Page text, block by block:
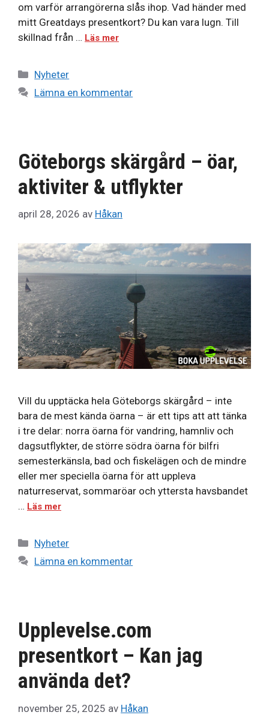
om varför arrangörerna slås ihop. Vad händer med
mitt Greatdays presentkort? Du kan vara lugn. Till
skillnad från … Läs mer
Kategorier
Nyheter
Lämna en kommentar
Göteborgs skärgård – öar,
aktiviter & utflykter
april 28, 2026 av Håkan
Vill du upptäcka hela Göteborgs skärgård – inte
bara de mest kända öarna – är ett tips att att tänka
i tre delar: norra öarna för vandring, hamnliv och
dagsutflykter, de större södra öarna för bilfri
semesterkänsla, bad och fiskelägen och de mindre
eller mer speciella öarna för att uppleva
naturreservat, sommaröar och yttersta havsbandet
… Läs mer
Kategorier
Nyheter
Lämna en kommentar
Upplevelse.com
presentkort – Kan jag
använda det?
november 25, 2025 av Håkan